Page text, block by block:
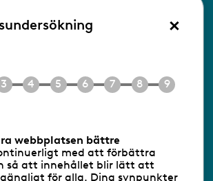
RSS
×
webbplatsen bättre
med att förbättra
så att innehållet blir lätt att
för alla. Dina synpunkter